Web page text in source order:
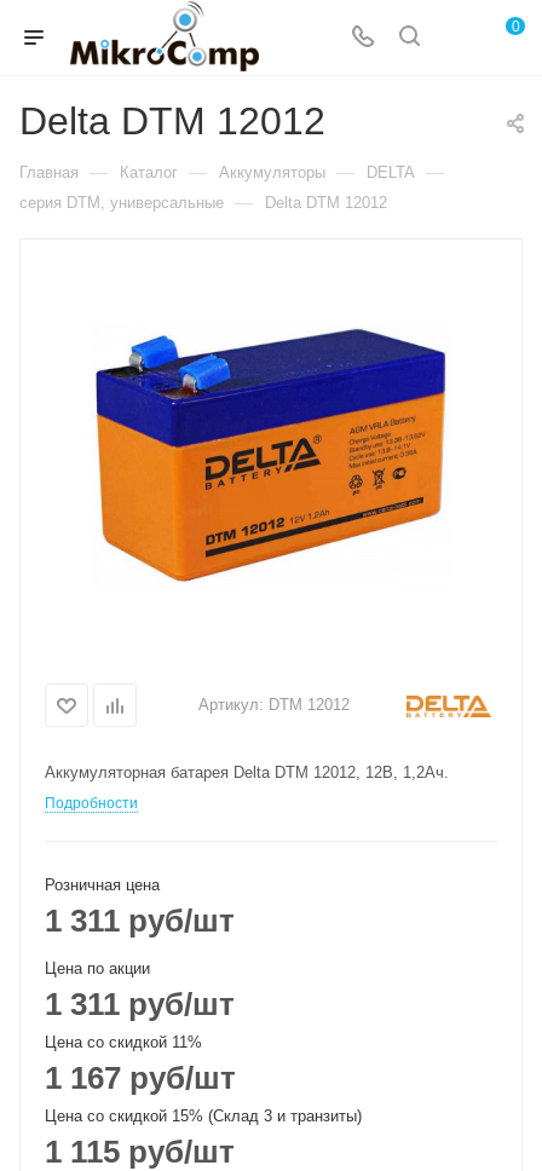
0
Delta DTM 12012
Главная — Каталог — Аккумуляторы — DELTA —
серия DTM, универсальные — Delta DTM 12012
Артикул: DTM 12012
Аккумуляторная батарея Delta DTM 12012, 12В, 1,2Ач.
Подробности
Розничная цена
1 311 руб/шт
Цена по акции
1 311 руб/шт
Цена со скидкой 11%
1 167 руб/шт
Цена со скидкой 15% (Склад 3 и транзиты)
1 115 руб/шт